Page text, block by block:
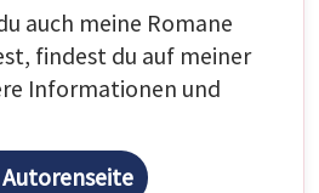
auch meine Romane
findest du auf meiner
Informationen und